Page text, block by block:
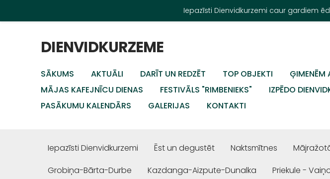
Iepazīsti Dienvidkurzemi caur gardiem
DIENVIDKURZEME
SĀKUMS AKTUĀLI DARĪT UN REDZĒT TOP OBJEKTI ĢIMENĒM
MĀJAS KAFEJNĪCU DIENAS
FESTIVĀLS "RIMBENIEKS" IZPĒDO
PASĀKUMU KALENDĀRS
GALERIJAS KONTAKTI
Iepazīsti Dienvidkurzemi Ēst un degustēt Naktsmītnes
Grobiņa-Bārta-Durbe
Kazdanga-Aizpute-Dunalka Priekule -